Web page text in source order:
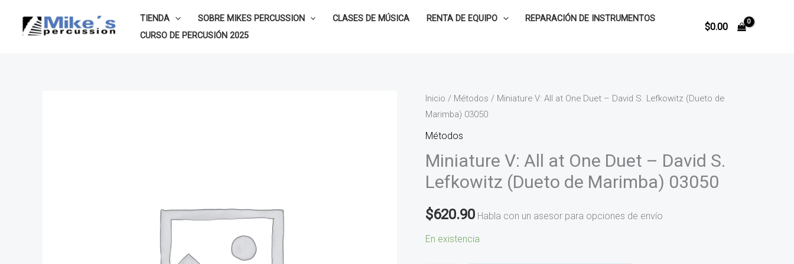
TIENDA SOBRE MIKES PERCUSSION CLASES DE MÚSICA RENTA DE EQUIPO
REPARACIÓN DE INSTRUMENTOS
CURSO DE PERCUSIÓN 2025
$0.00
Inicio / Métodos / Miniature V: All at One Duet – David S. Lefkowitz (Dueto de
Marimba) 03050
Métodos
Miniature V: All at One Duet – David S.
Lefkowitz (Dueto de Marimba) 03050
$620.90 Habla con un asesor para opciones de envío
En existencia
Miniature
V:
All
One
Duet
David
S.